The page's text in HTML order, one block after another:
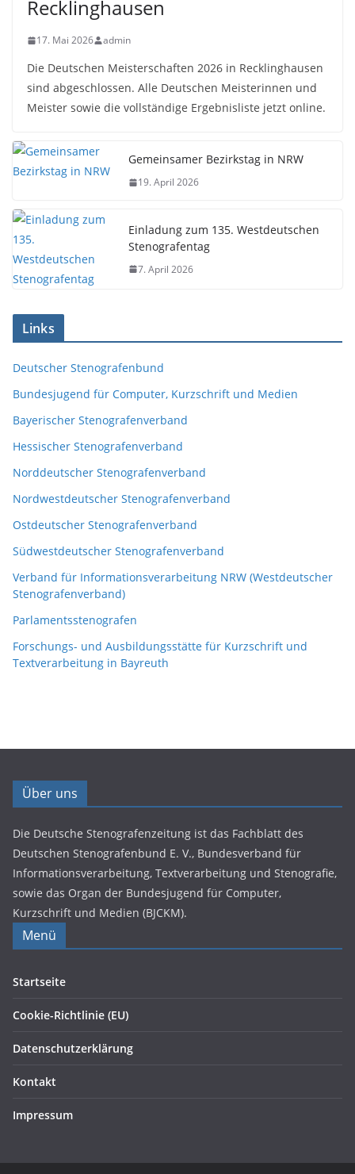
Recklinghausen
17. Mai 2026 admin
Die Deutschen Meisterschaften 2026 in Recklinghausen
sind abgeschlossen. Alle Deutschen Meisterinnen und
Meister sowie die vollständige Ergebnisliste jetzt online.
Gemeinsamer Bezirkstag in NRW
19. April 2026
Einladung zum 135. Westdeutschen
Stenografentag
7. April 2026
Links
Deutscher Stenografenbund
Bundesjugend für Computer, Kurzschrift und Medien
Bayerischer Stenografenverband
Hessischer Stenografenverband
Norddeutscher Stenografenverband
Nordwestdeutscher Stenografenverband
Ostdeutscher Stenografenverband
Südwestdeutscher Stenografenverband
Verband für Informationsverarbeitung NRW (Westdeutscher
Stenografenverband)
Parlamentsstenografen
Forschungs- und Ausbildungsstätte für Kurzschrift und
Textverarbeitung in Bayreuth
Über uns
Die Deutsche Stenografenzeitung ist das Fachblatt des
Deutschen Stenografenbund E. V., Bundesverband für
Informationsverarbeitung, Textverarbeitung und Stenografie,
sowie das Organ der Bundesjugend für Computer,
Kurzschrift und Medien (BJCKM).
Menü
Startseite
Cookie-Richtlinie (EU)
Datenschutzerklärung
Kontakt
Impressum